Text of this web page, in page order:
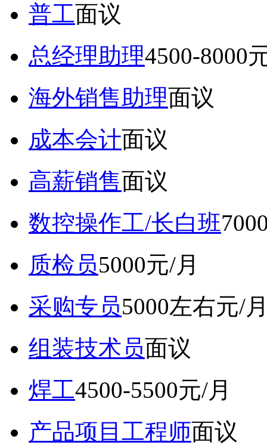
普工面议
总经理助理4500-8000
海外销售助理面议
成本会计面议
高薪销售面议
数控操作工/长白班
质检员5000元/月
采购专员5000左右元/
组装技术员面议
焊工4500-5500元/月
产品项目工程师面议